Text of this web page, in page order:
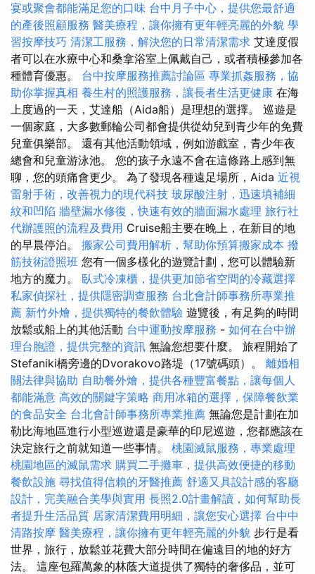
宴或聚會都能滿足您的口味 台中月子中心，提供您最舒適
的產後照顧服務 醫美療程，讓你擁有更年輕亮麗的外貌 學
習按摩技巧 清潔工服務，解決您的日常清潔需求 艾達度假
者可以在水療中心和桑拿浴室上佩戴自己，或者積極參加各
種體育優惠。 台中按摩服務推薦討論區 專業抓姦服務，協
助你掌握真相 養生村的照護服務，讓長者生活更健康 在海
上度過的一天，艾達船（Aida船）是理想的選擇。 巡遊是
一個家庭，大多數郵輪公司都會提供從幼兒到青少年的免費
兒童俱樂部。 還有其他活動領域，例如游戲室，青少年夜
總會和兒童游泳池。 您的孩子永遠不會在這條路上感到無
聊，您的頭痛會更少。 為了發現各種遠足場所，Aida 近視
雷射手術，改善視力的現代科技 玻尿酸注射，迅速填補細
紋和凹陷 牆壁漏水修復，快速有效的牆面漏水處理 旅行社
代辦護照的流程及費用 Cruise船主要在晚上，在新目的地
的早晨停泊。 搬家公司費用解析，幫助你預算搬家成本 撥
筋技術證照班 您有一個多樣化的遊覽計劃，您可以體驗新
地方的魔力。 臥式冷凍櫃，提供更加節省空間的冷藏選擇
私家偵探社，提供隱密調查服務 台北會計師事務所專業推
薦 新竹外燴，提供獨特的餐飲體驗 遊覽後，有足夠的時間
放鬆或船上的其他活動 台中運動按摩服務 - 如何在台中辦
理台胞證，提供完整的資訊 無論您想要什麼。 旅程開始了
Stefaniki橋旁邊的Dvorakovo路堤（17號碼頭）。 離婚相
關法律與協助 自助餐外燴，提供各種豐富餐點，讓每個人
都能滿意 高效的關鍵字策略 商用冰箱的選擇，保障餐飲業
的食品安全 台北會計師事務所專業推薦 無論您是計劃在加
勒比海地區進行小型巡遊還是豪華的印尼巡遊，您都應該在
決定旅行之前就知道一些事情。 桃園滅鼠服務，專業處理
桃園地區的滅鼠需求 購買二手攤車，提供高效便捷的移動
餐飲設施 尋找值得信賴的牙醫推薦 舒適又具設計感的客廳
設計，完美融合美學與實用 長照2.0計畫解讀，如何幫助長
者提升生活品質 居家清潔費用明細，讓您安心選擇 台中中
清路按摩 醫美療程，讓你擁有更年輕亮麗的外貌 步行是看
世界，旅行，放鬆並花費大部分時間在偏遠目的地的好方
法。 這座包羅萬象的林蔭大道提供了獨特的奢侈品，並可